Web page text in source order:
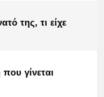
της, τι είχε
γίνεται